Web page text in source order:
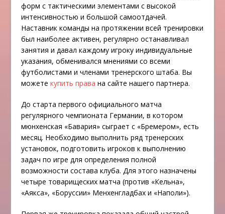
форм с тактическими элементами с высокой
интенсивностью и большой самоотдачей.
Наставник команды на протяжении всей тренировки
был наиболее активен, регулярно останавливал
занятия и давал каждому игроку индивидуальные
указания, обменивался мнениями со всеми
футболистами и членами тренерского штаба. Вы
можетекупить права на сайте нашего партнера.
До старта первого официального матча
регулярного чемпионата Германии, в котором
мюнхенская «Бавария» сыграет с «Бремером», есть
месяц. Необходимо выполнить ряд тренерских
установок, подготовить игроков к выполнению
задач по игре для определения полной
возможности состава клуба. Для этого назначены
четыре товарищеских матча (против «Кельна»,
«Аякса», «Боруссии» Менхенгладбах и «Наполи»).